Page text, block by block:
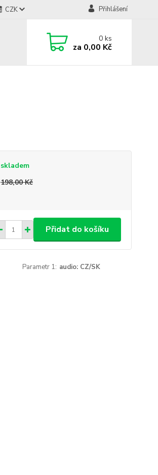
CZK Přihlášení
0ks
za 0,00 Kč
skladem
198,00 Kč
Přidat do košíku
Parametr 1: audio: CZ/SK